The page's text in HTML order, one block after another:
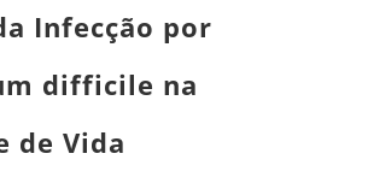
Infecção por
difficile na
de Vida